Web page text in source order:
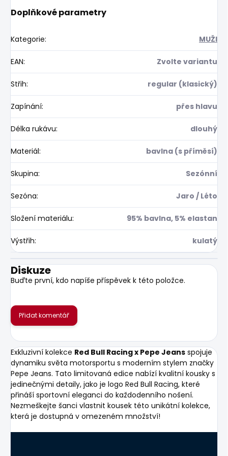
Doplňkové parametry
Kategorie: MUŽI
EAN: Zvolte variantu
Střih: regular (klasický)
Zapínání: přes hlavu
Délka rukávu: dlouhý
Materiál: bavlna (s příměsí)
Skupina: Sezónní
Sezóna: Jaro / Léto
Složení materiálu: 95% bavlna, 5% elastan
Výstřih: kulatý
Diskuze
Buďte první, kdo napíše příspěvek k této položce.
Přidat komentář
Exkluzivní kolekce Red Bull Racing x Pepe Jeans spojuje
dynamiku světa motorsportu s moderním stylem značky
Pepe Jeans. Tato limitovaná edice nabízí kvalitní kousky s
jedinečnými detaily, jako je logo Red Bull Racing, které
přináší sportovní eleganci do každodenního nošení.
Nezmeškejte šanci vlastnit kousek této unikátní kolekce,
která je dostupná v omezeném množství!